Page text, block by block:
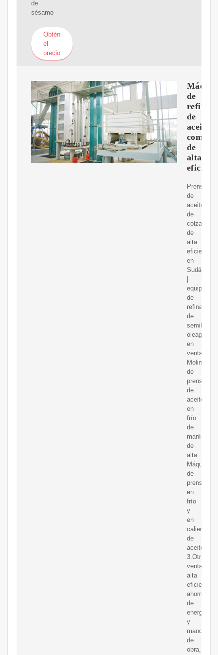
de
sésamo
Obtén
el
precio
de
de
aceite
de
alta
Prensa
de
aceite
de
colza
de
alta
eficiencia
en
Sudáfrica
equipo
de
refinación
de
semillas
en
venta.
Molino
de
prensa
de
aceite
en
frío
de
maní
de
alta
Máquina
de
prensado
en
frío
y
en
caliente
de
aceite.
3.Otras
ventajas:
alta
eficiencia,
ahorro
de
energía
y
mano
de
obra,